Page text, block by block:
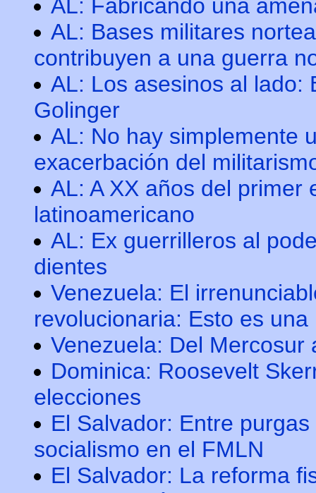
AL: Fabricando una
AL: Bases militares
contribuyen a una guerra
AL: Los asesinos al lado:
Golinger
AL: No hay simplemente
exacerbación del
AL: A XX años del primer
latinoamericano
AL: Ex guerrilleros al
dientes
Venezuela: El
revolucionaria: Esto es
Venezuela: Del Mercosur
Dominica: Roosevelt
elecciones
El Salvador: Entre
socialismo en el FMLN
El Salvador: La reforma